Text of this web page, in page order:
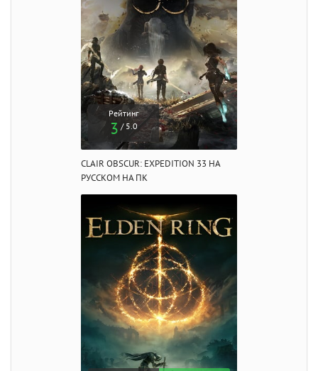
Рейтинг
3 / 5.0
CLAIR OBSCUR: EXPEDITION 33 НА
РУССКОМ НА ПК